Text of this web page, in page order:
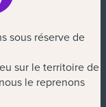
sous réserve de
sur le territoire de
le reprenons